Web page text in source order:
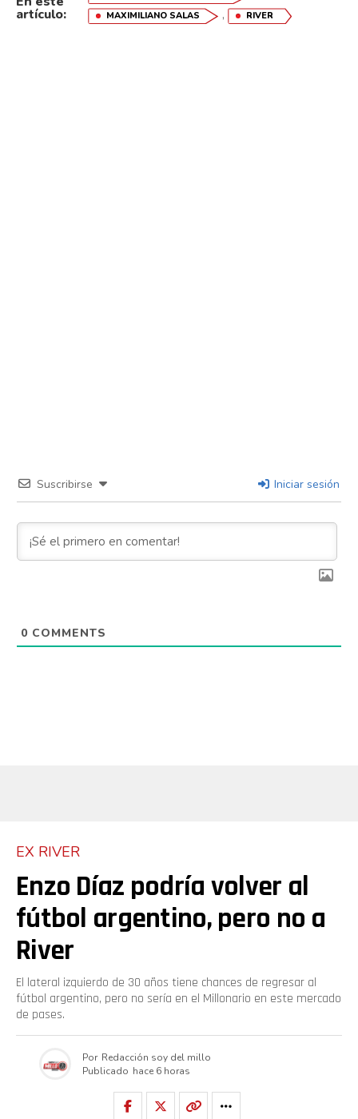
artículo: MAXIMILIANO SALAS , RIVER
Suscribirse Iniciar sesión
0 COMMENTS
EX RIVER
Enzo Díaz podría volver al
fútbol argentino, pero no a
River
El lateral izquierdo de 30 años tiene chances de regresar al
fútbol argentino, pero no sería en el Millonario en este mercado
de pases.
Por Redacción soy del millo
Publicado hace 6 horas